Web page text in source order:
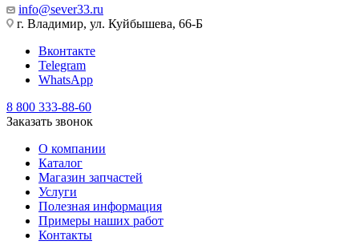
info@sever33.ru
г. Владимир, ул. Куйбышева, 66-Б
Вконтакте
Telegram
WhatsApp
8 800 333-88-60
Заказать звонок
О компании
Каталог
Магазин запчастей
Услуги
Полезная информация
Примеры наших работ
Контакты